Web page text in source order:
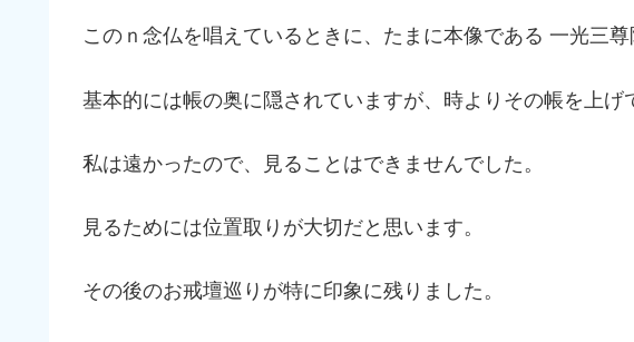
このｎ念仏を唱えているときに、たまに本像である 一光三
基本的には帳の奥に隠されていますが、時よりその帳を上げ
私は遠かったので、見ることはできませんでした。
見るためには位置取りが大切だと思います。
その後のお戒壇巡りが特に印象に残りました。